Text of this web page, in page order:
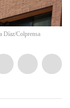
Díaz/Colprensa